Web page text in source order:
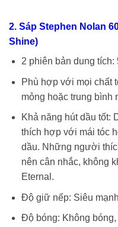
2. Sáp Stephen Nolan
Shine)
2 phiên bản dung tích:
Phù hợp với mọi chất
mỏng hoặc trung bình
Khả năng hút dầu tốt:
thích hợp với mái tóc
dầu. Những người
nên cân nhắc, không
Eternal.
Độ giữ nếp: Siêu
Độ bóng: Không